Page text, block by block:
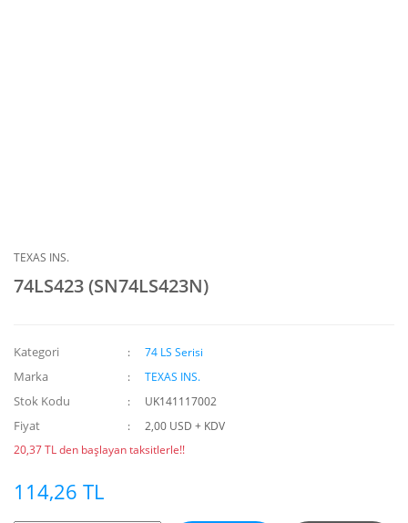
TEXAS INS.
74LS423 (SN74LS423N)
Kategori 74 LS Serisi
Marka TEXAS INS.
Stok Kodu UK141117002
Fiyat
2,00 USD + KDV
20,37 TL den başlayan taksitlerle!!
114,26 TL